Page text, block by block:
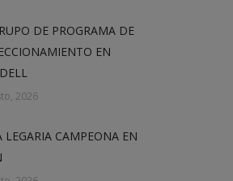
DE PROGRAMA DE
EN
2026
LEGARIA CAMPEONA EN